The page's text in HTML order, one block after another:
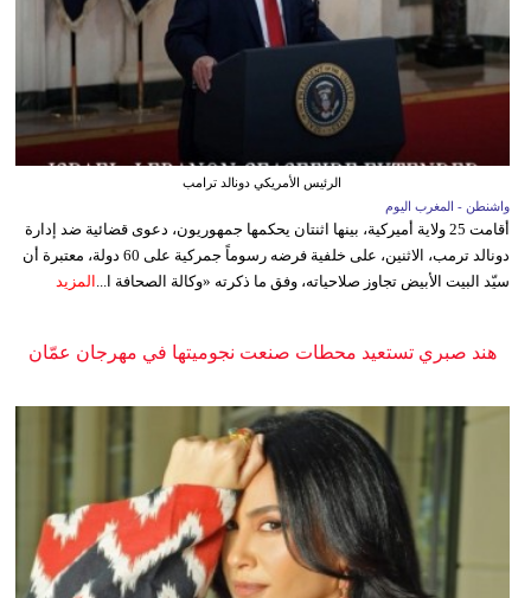
الرئيس الأمريكي دونالد ترامب
واشنطن - المغرب اليوم
أقامت 25 ولاية أميركية، بينها اثنتان يحكمها جمهوريون، دعوى قضائية ضد إدارة
دونالد ترمب، الاثنين، على خلفية فرضه رسوماً جمركية على 60 دولة، معتبرة أن
سيّد البيت الأبيض تجاوز صلاحياته، وفق ما ذكرته «وكالة الصحافة ا... المزيد
هند صبري تستعيد محطات صنعت نجوميتها في مهرجان عمّان